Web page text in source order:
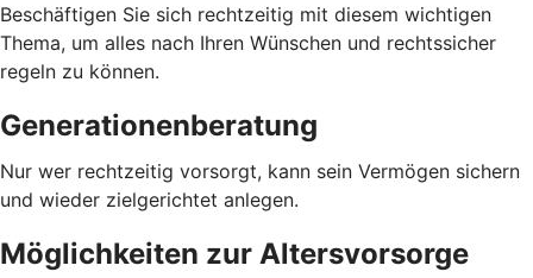
Beschäftigen Sie sich rechtzeitig mit diesem wichtigen
Thema, um alles nach Ihren Wünschen und rechtssicher
regeln zu können.
Generationenberatung
Nur wer rechtzeitig vorsorgt, kann sein Vermögen sichern
und wieder zielgerichtet anlegen.
Möglichkeiten zur Altersvorsorge